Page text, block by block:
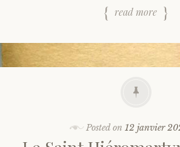
read more
Posted on12 janvier